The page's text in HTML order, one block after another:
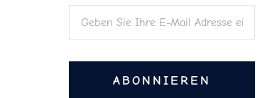
ABONNIEREN